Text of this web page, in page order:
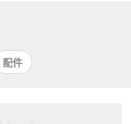
配件